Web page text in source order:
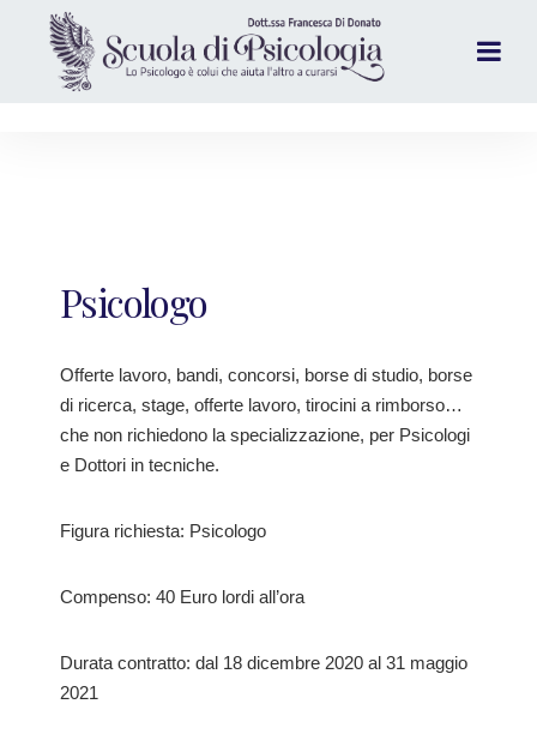
Psicologo
Offerte lavoro, bandi, concorsi, borse di studio, borse
di ricerca, stage, offerte lavoro, tirocini a rimborso…
che non richiedono la specializzazione, per Psicologi
e Dottori in tecniche.
Figura richiesta: Psicologo
Compenso: 40 Euro lordi all’ora
Durata contratto: dal 18 dicembre 2020 al 31 maggio
2021